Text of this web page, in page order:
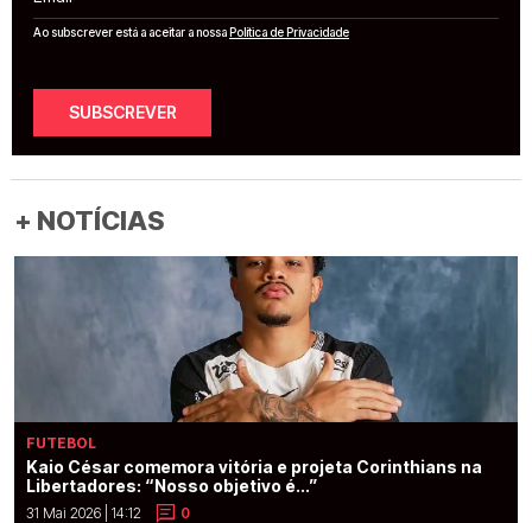
Ao subscrever está a aceitar a nossaPolítica de Privacidade
SUBSCREVER
+ NOTÍCIAS
FUTEBOL
Kaio César comemora vitória e projeta Corinthians na
Libertadores: “Nosso objetivo é...”
31 Mai 2026 | 14:12 0